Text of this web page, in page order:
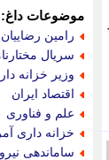
موضوعات داغ:
رامین رضاییان
سریال
وزیر خزانه
اقتصاد ایران
علم و فناوری
خزانه داری
ساماندهی